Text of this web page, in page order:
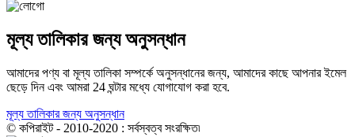
মূল্য তালিকার জন্য অনুসন্ধান
আমাদের পণ্য বা মূল্য তালিকা সম্পর্কে অনুসন্ধানের জন্য, আমাদের কাছে আপনার ইমেল
ছেড়ে দিন এবং আমরা 24 ঘন্টার মধ্যে যোগাযোগ করা হবে.
মূল্য তালিকার জন্য অনুসন্ধান
© কপিরাইট - 2010-2020 : সর্বস্বত্ব সংরক্ষিত৷